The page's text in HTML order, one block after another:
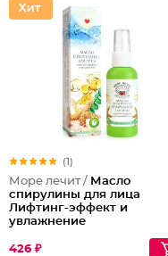
(1)
Море лечит / Масло
спирулины для лица
Лифтинг-эффект и
увлажнение
426 ₽